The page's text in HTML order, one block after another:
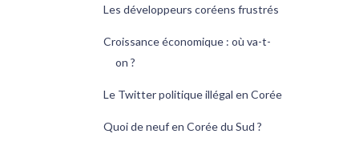
Les développeurs coréens frustrés
Croissance économique : où va-t-
on ?
Le Twitter politique illégal en Corée
Quoi de neuf en Corée du Sud ?